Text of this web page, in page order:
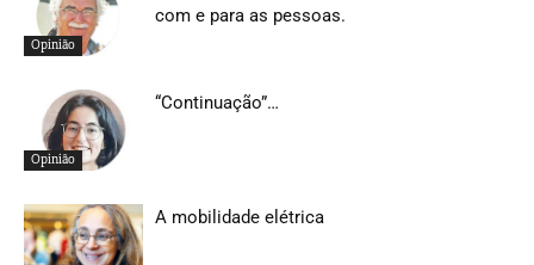
Opinião
com e para as pessoas.
Opinião
“Continuação”…
A mobilidade elétrica